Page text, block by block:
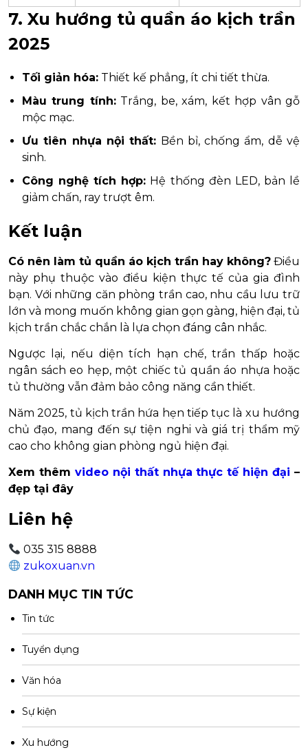
7. Xu hướng tủ quần áo kịch trần
2025
Tối giản hóa: Thiết kế phẳng, ít chi tiết thừa.
Màu trung tính:Trắng, be, xám, kết hợp vân gỗ
mộc mạc.
Ưu tiên nhựa nội thất: Bền bỉ, chống ẩm, dễ vệ
sinh.
Công nghệ tích hợp: Hệ thống đèn LED, bản lề
giảm chấn, ray trượt êm.
Kết luận
Có nên làm tủ quần áo kịch trần hay không? Điều
này phụ thuộc vào điều kiện thực tế của gia đình
bạn. Với những căn phòng trần cao, nhu cầu lưu trữ
lớn và mong muốn không gian gọn gàng, hiện đại, tủ
kịch trần chắc chắn là lựa chọn đáng cân nhắc.
Ngược lại, nếu diện tích hạn chế, trần thấp hoặc
ngân sách eo hẹp, một chiếc tủ quần áo nhựa hoặc
tủ thường vẫn đảm bảo công năng cần thiết.
Năm 2025, tủ kịch trần hứa hẹn tiếp tục là xu hướng
chủ đạo, mang đến sự tiện nghi và giá trị thẩm mỹ
cao cho không gian phòng ngủ hiện đại.
Xem thêm video nội thất nhựa thực tế hiện đại –
đẹp tại đây
Liên hệ
035 315 8888
zukoxuan.vn
DANH MỤC TIN TỨC
Tin tức
Tuyển dụng
Văn hóa
Sự kiện
Xu hướng